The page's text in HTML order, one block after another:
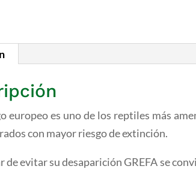
europeo es uno de los reptiles más
con mayor riesgo de extinción.
de evitar su desaparición GREFA se